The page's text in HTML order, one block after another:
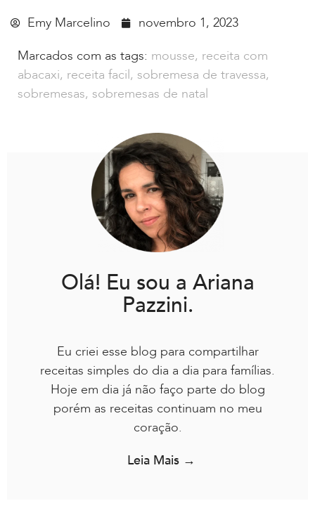
Emy Marcelino
novembro 1, 2023
Marcados com as tags: mousse, receita com
abacaxi, receita facil, sobremesa de travessa,
sobremesas, sobremesas de natal
Olá! Eu sou a Ariana
Pazzini.
Eu criei esse blog para compartilhar
receitas simples do dia a dia para famílias.
Hoje em dia já não faço parte do blog
porém as receitas continuam no meu
coração.
Leia Mais →